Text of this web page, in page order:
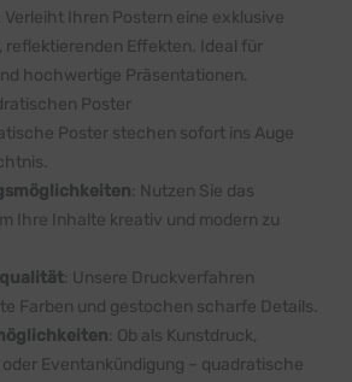
Verleiht Ihren Postern eine exklusive
reflektierenden Effekten. Ideal für
hochwertige Präsentationen.
Poster
Poster stechen sofort ins Auge
: Nutzen Sie das
Ihre Inhalte kreativ und modern zu
: Unsere Druckverfahren
Farben und gestochen scharfe Details.
: Ob als Kunstdruck,
Eventankündigung – quadratische